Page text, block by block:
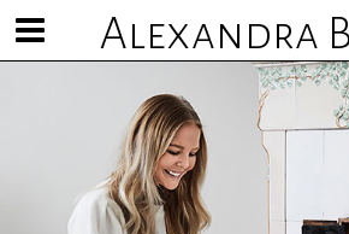
Alexandra
Visa/göm
meny